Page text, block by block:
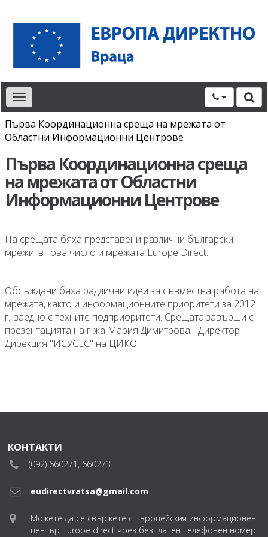
Toggle
navigation
Първа Координационна среща на мрежата от
Областни Информационни Центрове
Първа Координационна среща
на мрежата от Областни
Информационни Центрове
На срещата бяха представени различни български
мрежи, в това число и мрежата Europe Direct.
Обсъждани бяха радлични идеи за съвместна работа на
мрежата, както и информационните приоритети за 2012
г., заедно с техните подприоритети. Срещата завърши с
презентацията на г-жа Мария Димитрова - Директор
Дирекция "ИСУСЕС" на ЦИКО.
КОНТАКТИ
(092) 660271, 660273
eudirectvratsa@gmail.com
Можете да се свържете с Европейския информационен
център Europe direct чрез безплатен телефонен номер: